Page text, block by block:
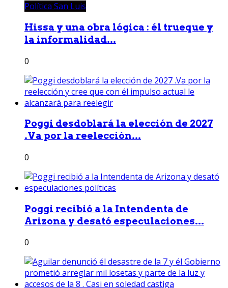
Política San Luis
Hissa y una obra lógica : él trueque y
la informalidad...
0
Poggi desdoblará la elección de 2027
.Va por la reelección...
0
Poggi recibió a la Intendenta de
Arizona y desató especulaciones...
0